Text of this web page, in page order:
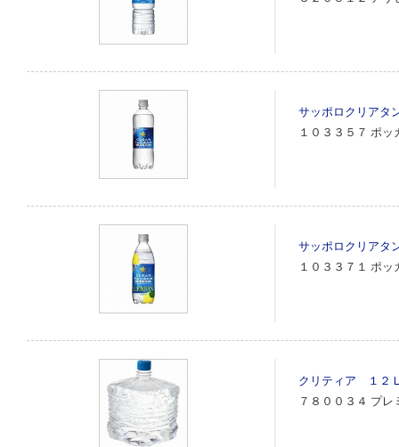
サッポロクリアタ
１０３３５７ ポッ
サッポロクリアタ
１０３３７１ ポッ
クリティア １２
７８００３４ プレ